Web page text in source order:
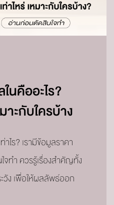
นคืออะไร?
าะกับใครบ้าง
ไร? เรามีข้อมูลราคา
จทำ ควรรู้เรื่องสำคัญทั้ง
วัง เพื่อให้ผลลัพธ์ออก